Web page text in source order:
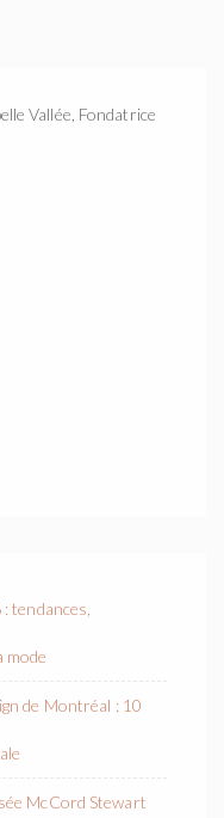
Vallée, Fondatrice
tendances,
mode
de Montréal : 10
McCord Stewart